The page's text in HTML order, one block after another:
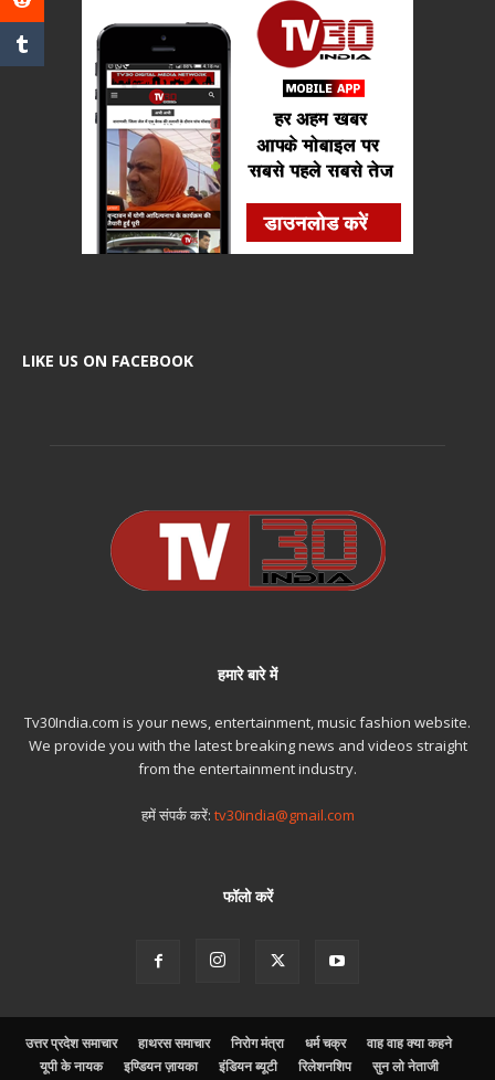
LIKE US ON FACEBOOK
हमारे बारे में
Tv30India.com is your news, entertainment, music fashion website.
We provide you with the latest breaking news and videos straight
from the entertainment industry.
हमें संपर्क करें: tv30india@gmail.com
फॉलो करें
उत्तर प्रदेश समाचार हाथरस समाचार निरोग मंत्रा धर्म चक्र
वाह वाह क्या कहने
यूपी के नायक
इण्डियन ज़ायका इंडियन ब्यूटी रिलेशनशिप
सुन लो नेताजी